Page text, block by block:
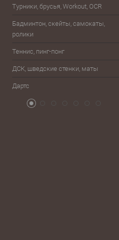
Турники, брусья, Workout, OCR
Бадминтон, скейты, самокаты,
ролики
Теннис, пинг-понг
ДСК, шведские стенки, маты
Дартс